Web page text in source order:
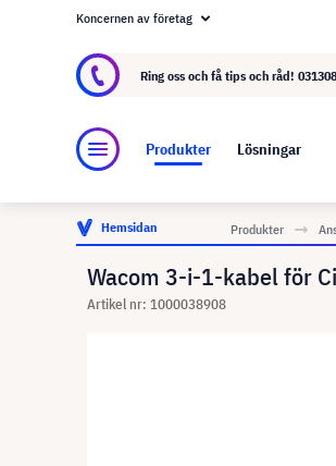
Om visunext.se
Koncernen av företag
Ring oss och få tips och råd!
Produkter Lösningar
Hemsidan Produkter
Wacom 3-i-1-kabel för
Artikel nr: 1000038908